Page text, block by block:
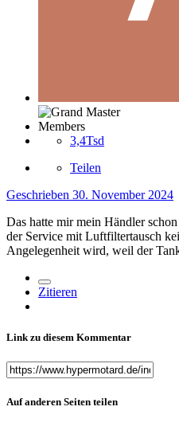
Members
3,4Tsd
Teilen
Geschrieben 30. November 2024
Das hatte mir mein Händler
der Service mit Luftfiltertausch
Angelegenheit wird, weil der
Zitieren
Link zu diesem Kommentar
Auf anderen Seiten teilen